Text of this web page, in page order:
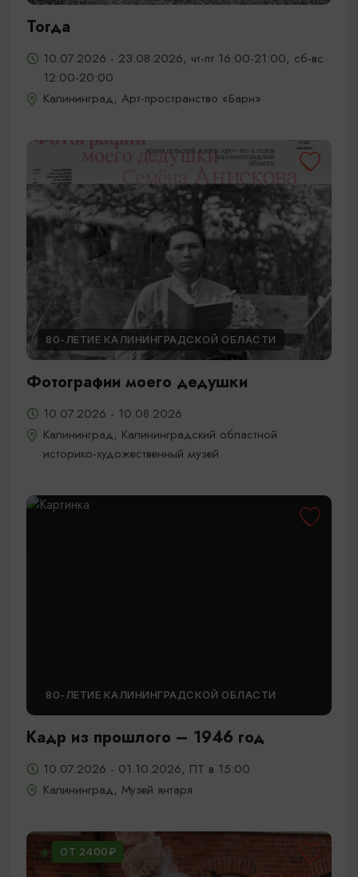
Тогда
10.07.2026 - 23.08.2026, чт-пт 16:00-21:00, сб-вс
12:00-20:00
Калининград, Арт-пространство «Барн»
80-ЛЕТИЕ КАЛИНИНГРАДСКОЙ ОБЛАСТИ
Фотографии моего дедушки
10.07.2026 - 10.08.2026
Калининград, Калининградский областной
историко-художественный музей
80-ЛЕТИЕ КАЛИНИНГРАДСКОЙ ОБЛАСТИ
Кадр из прошлого – 1946 год
10.07.2026 - 01.10.2026, ПТ в 15:00
Калининград, Музей янтаря
ОТ 2400₽